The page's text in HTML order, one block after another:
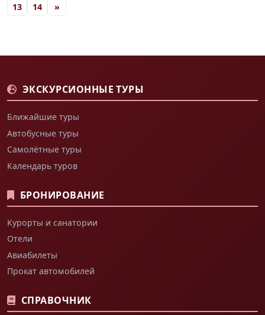
13
14 »
ЭКСКУРСИОННЫЕ ТУРЫ
Ближайшие туры
Автобусные туры
Самолётные туры
Календарь туров
БРОНИРОВАНИЕ
Курорты и санатории
Отели
Авиабилеты
Прокат автомобилей
СПРАВОЧНИК